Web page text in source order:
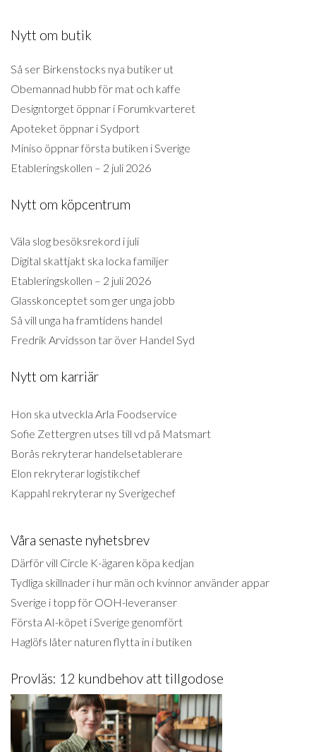
Nytt om butik
Så ser Birkenstocks nya butiker ut
Obemannad hubb för mat och kaffe
Designtorget öppnar i Forumkvarteret
Apoteket öppnar i Sydport
Miniso öppnar första butiken i Sverige
Etableringskollen – 2 juli 2026
Nytt om köpcentrum
Väla slog besöksrekord i juli
Digital skattjakt ska locka familjer
Etableringskollen – 2 juli 2026
Glasskonceptet som ger unga jobb
Så vill unga ha framtidens handel
Fredrik Arvidsson tar över Handel Syd
Nytt om karriär
Hon ska utveckla Arla Foodservice
Sofie Zettergren utses till vd på Matsmart
Borås rekryterar handelsetablerare
Elon rekryterar logistikchef
Kappahl rekryterar ny Sverigechef
Våra senaste nyhetsbrev
Därför vill Circle K-ägaren köpa kedjan
Tydliga skillnader i hur män och kvinnor använder appar
Sverige i topp för OOH-leveranser
Första AI-köpet i Sverige genomfört
Haglöfs låter naturen flytta in i butiken
Provläs: 12 kundbehov att tillgodose